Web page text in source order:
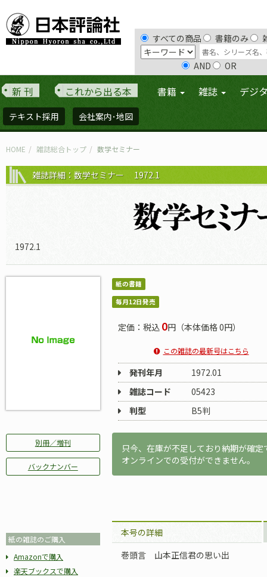
すべての商品 書籍のみ
AND OR
新 刊 これから出る本 書籍 雑誌 デジ
テキスト採用 会社案内･地図
HOME 雑誌総合トップ 数学セミナー
雑誌詳細：数学セミナー 1972.1
1972.1
別冊／増刊
バックナンバー
紙の書籍
毎月12日発売
定価：税込 0円（本体価格 0円）
この雑誌の最新号はこちら
発刊年月
1972.01
雑誌コード
05423
判型
B5判
只今、在庫が不足しており納期が確定
オンラインでの受付ができません。
紙の雑誌のご購入
Amazonで購入
楽天ブックスで購入
本号の詳細
巻頭言 山本正信君の思い出